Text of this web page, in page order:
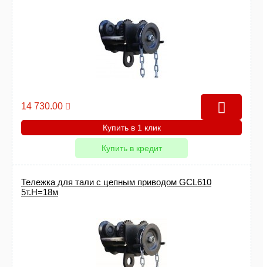
14 730.00
Купить в 1 клик
Купить в кредит
Тележка для тали с цепным приводом GCL610
5т.Н=18м